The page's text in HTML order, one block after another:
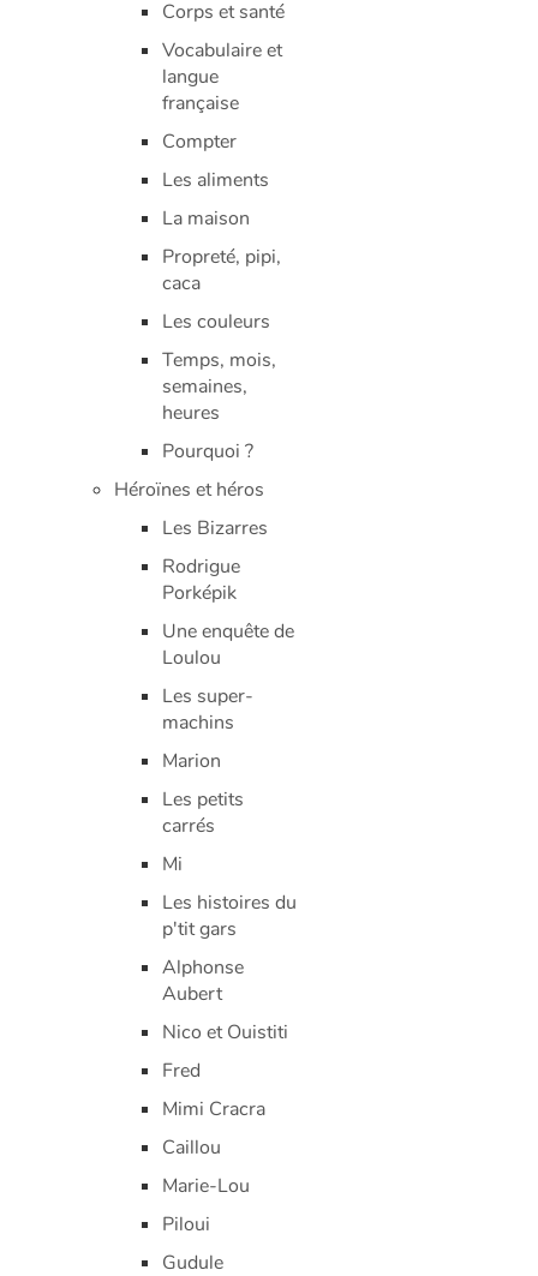
Corps et santé
Vocabulaire et
langue
française
Compter
Les aliments
La maison
Propreté, pipi,
caca
Les couleurs
Temps, mois,
semaines,
heures
Pourquoi ?
Héroïnes et héros
Les Bizarres
Rodrigue
Porképik
Une enquête de
Loulou
Les super-
machins
Marion
Les petits
carrés
Mi
Les histoires du
p'tit gars
Alphonse
Aubert
Nico et Ouistiti
Fred
Mimi Cracra
Caillou
Marie-Lou
Piloui
Gudule